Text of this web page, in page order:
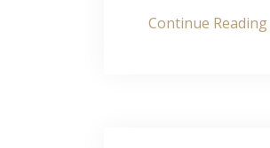
Continue Reading